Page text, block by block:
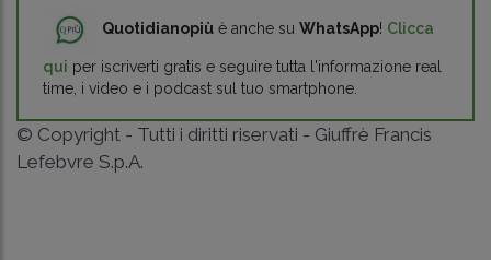
Quotidianopiù è anche su WhatsApp! Clicca
qui per iscriverti gratis e seguire tutta l'informazione real
time, i video e i podcast sul tuo smartphone.
© Copyright - Tutti i diritti riservati - Giuffrè Francis
Lefebvre S.p.A.